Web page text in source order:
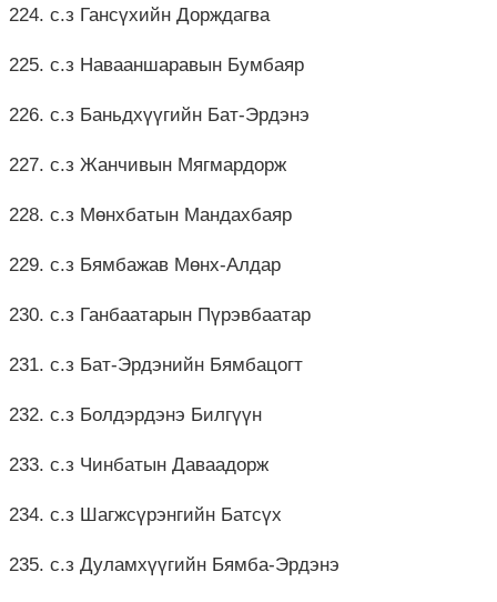
224. с.з Гансүхийн Дорждагва
225. с.з Навааншаравын Бумбаяр
226. с.з Баньдхүүгийн Бат-Эрдэнэ
227. с.з Жанчивын Мягмардорж
228. с.з Мөнхбатын Мандахбаяр
229. с.з Бямбажав Мөнх-Алдар
230. с.з Ганбаатарын Пүрэвбаатар
231. с.з Бат-Эрдэнийн Бямбацогт
232. с.з Болдэрдэнэ Билгүүн
233. с.з Чинбатын Даваадорж
234. с.з Шагжсүрэнгийн Батсүх
235. с.з Дуламхүүгийн Бямба-Эрдэнэ